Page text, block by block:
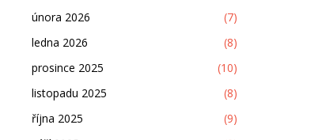
února 2026
(7)
ledna 2026
(8)
prosince 2025
(10)
listopadu 2025
(8)
října 2025
(9)